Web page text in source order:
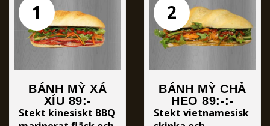
1
BÁNH MỲ XÁ
XÍU 89:-
Stekt kinesiskt BBQ
2
BÁNH MỲ CHẢ
HEO 89:-:-
Stekt vietnamesisk